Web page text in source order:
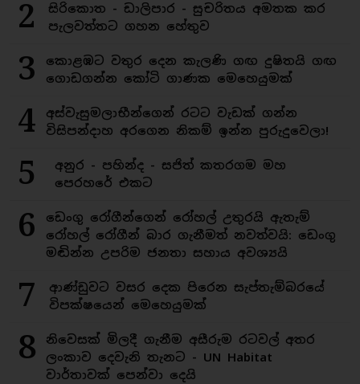
2
සිරිකොත - ඩාලිපාර - සුචරිතය අමතක කර
පැලවත්තට ගහන හේතුව
3
කොළඹට වතුර දෙන කැලණි ගඟ දුෂිතයි ගඟ
ගොඩගන්න කෝටි ගාණක මෙහෙයුමක්
4
අස්වැසුමලාභීන්ගෙන් රටට වැඩක් ගන්න
විසිපන්දාහ අරගෙන නිකම් ඉන්න පුරුදුවෙලා!
5
අනුර - පහින්ද - සජිත් කතරගම මහ
පෙරහරේ එකට
6
ඩෙංගු රෝගීන්ගෙන් රෝහල් උතුරයි ඇතැම්
රෝහල් රෝගීන් බාර ගැනීමත් නවත්වයි: ඩෙංගු
මඬින්න උපරිම ජනතා සහාය අවශ්‍යයි
7
ආණ්ඩුවට වසර දෙක පිරෙන සැප්තැම්බරයේ
විපක්ෂයෙන් මෙහෙයුමක්
8
නිවෙසක් මිලදී ගැනීම අසීරුම රටවල් අතර
ලංකාව දෙවැනි තැනට - UN Habitat
වාර්තාවක් පෙන්වා දෙයි